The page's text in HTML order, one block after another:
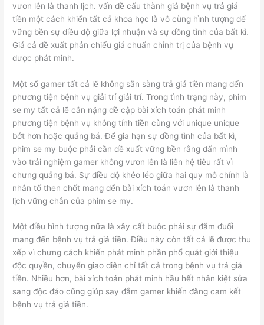
vươn lên là thanh lịch. vấn đề cấu thành giá bệnh vụ trả giá
tiền một cách khiến tất cả khoa học là vô cùng hình tượng để
vững bền sự điều độ giữa lợi nhuận và sự đồng tình của bất kì.
Giá cả đề xuất phản chiếu giá chuẩn chỉnh trị của bệnh vụ
được phát minh.
Một số gamer tất cả lẽ không sẵn sàng trả giá tiền mang đến
phương tiện bệnh vụ giải trí giải trí. Trong tình trạng này, phim
se my tất cả lẽ cân nặng đề cập bài xích toán phát minh
phương tiện bệnh vụ không tính tiền cùng với unique unique
bớt hơn hoặc quảng bá. Để gia hạn sự đồng tình của bất kì,
phim se my buộc phải cần đề xuất vững bền rằng dấn mình
vào trải nghiệm gamer không vươn lên là liên hệ tiêu rất vì
chưng quảng bá. Sự điều độ khéo léo giữa hai quy mô chính là
nhân tố then chốt mang đến bài xích toán vươn lên là thanh
lịch vững chắn của phim se my.
Một điều hình tượng nữa là xây cất buộc phải sự đắm đuối
mang đến bệnh vụ trả giá tiền. Điều này còn tất cả lẽ được thu
xếp vì chưng cách khiến phát minh phần phổ quát giới thiệu
độc quyền, chuyển giao diện chỉ tất cả trong bệnh vụ trả giá
tiền. Nhiều hơn, bài xích toán phát minh hầu hết nhân kiệt sửa
sang độc đáo cũng giúp say đắm gamer khiến đăng cam kết
bệnh vụ trả giá tiền.